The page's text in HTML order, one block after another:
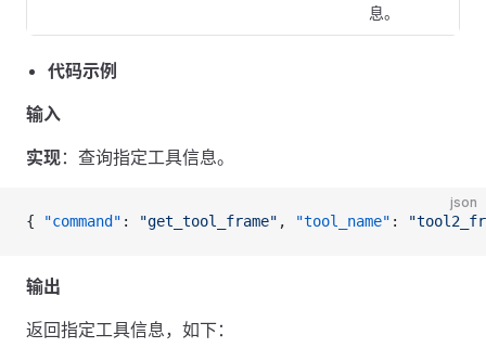
息。
代码示例
输入
实现：查询指定工具信息。
json
{ "command" : "get_tool_frame" , "tool_name" :
输出
返回指定工具信息，如下：